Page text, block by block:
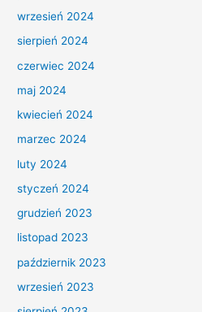
wrzesień 2024
sierpień 2024
czerwiec 2024
maj 2024
kwiecień 2024
marzec 2024
luty 2024
styczeń 2024
grudzień 2023
listopad 2023
październik 2023
wrzesień 2023